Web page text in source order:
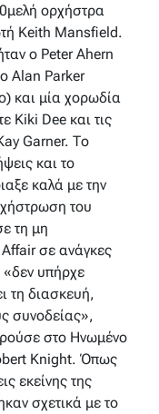
ορχήστρα
Keith Mansfield.
ο Peter Ahern
Alan Parker
και μία χορωδία
Kiki Dee και τις
Garner. Το
και το
καλά με την
του
τη μη
σε ανάγκες
«δεν υπήρχε
τη διασκευή,
συνοδείας»,
στο Ηνωμένο
Knight. Όπως
εκείνης της
σχετικά με το